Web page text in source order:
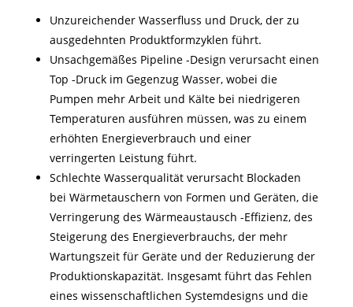
Unzureichender Wasserfluss und Druck, der zu
ausgedehnten Produktformzyklen führt.
Unsachgemäßes Pipeline -Design verursacht einen
Top -Druck im Gegenzug Wasser, wobei die
Pumpen mehr Arbeit und Kälte bei niedrigeren
Temperaturen ausführen müssen, was zu einem
erhöhten Energieverbrauch und einer
verringerten Leistung führt.
Schlechte Wasserqualität verursacht Blockaden
bei Wärmetauschern von Formen und Geräten, die
Verringerung des Wärmeaustausch -Effizienz, des
Steigerung des Energieverbrauchs, der mehr
Wartungszeit für Geräte und der Reduzierung der
Produktionskapazität. Insgesamt führt das Fehlen
eines wissenschaftlichen Systemdesigns und die